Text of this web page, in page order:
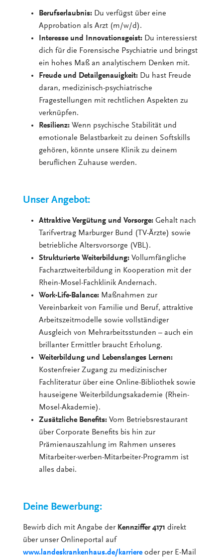
Berufserlaubnis: Du verfügst über eine
Approbation als Arzt (m/w/d).
Interesse und Innovationsgeist: Du interessierst
dich für die Forensische Psychiatrie und bringst
ein hohes Maß an analytischem Denken mit.
Freude und Detailgenauigkeit: Du hast Freude
daran, medizinisch-psychiatrische
Fragestellungen mit rechtlichen Aspekten zu
verknüpfen.
Resilienz: Wenn psychische Stabilität und
emotionale Belastbarkeit zu deinen Softskills
gehören, könnte unsere Klinik zu deinem
beruflichen Zuhause werden.
Unser Angebot:
Attraktive Vergütung und Vorsorge:Gehalt nach
Tarifvertrag Marburger Bund (TV-Ärzte) sowie
betriebliche Altersvorsorge (VBL).
Strukturierte Weiterbildung:Vollumfängliche
Facharztweiterbildung in Kooperation mit der
Rhein-Mosel-Fachklinik Andernach.
Work-Life-Balance: Maßnahmen zur
Vereinbarkeit von Familie und Beruf, attraktive
Arbeitszeitmodelle sowie vollständiger
Ausgleich von Mehrarbeitsstunden – auch ein
brillanter Ermittler braucht Erholung.
Weiterbildung und Lebenslanges Lernen:
Kostenfreier Zugang zu medizinischer
Fachliteratur über eine Online-Bibliothek sowie
hauseigene Weiterbildungsakademie (Rhein-
Mosel-Akademie).
Zusätzliche Benefits:Vom Betriebsrestaurant
über Corporate Benefits bis hin zur
Prämienauszahlung im Rahmen unseres
Mitarbeiter-werben-Mitarbeiter-Programm ist
alles dabei.
Deine Bewerbung:
Bewirb dich mit Angabe der Kennziffer 4171 direkt
über unser Onlineportal auf
www.landeskrankenhaus.de/karriereoder per E-Mail